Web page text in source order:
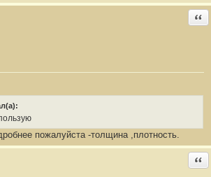
пожалуйста -толщина ,плотность.